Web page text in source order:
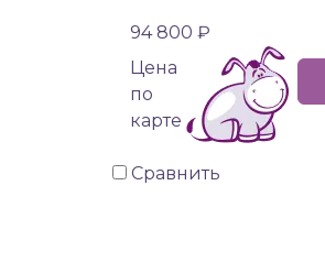
94 800 ₽
Цена
по
карте
Сравнить